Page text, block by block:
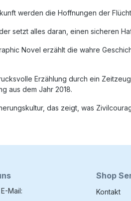
werden die Hoffnungen der
setzt alles daran, einen sicheren
Novel erzählt die wahre
Erzählung durch ein
aus dem Jahr 2018.
das zeigt, was
Mail:
Shop
Kontakt